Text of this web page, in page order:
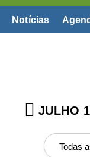
Notícias
JULHO
Todas